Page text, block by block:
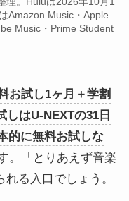
Amazon Music・Apple
Music・Prime Student
お試し1ヶ月＋学割
しはU-NEXTの31日
的に無料お試しな
。「とりあえず音楽
る入口でしょう。